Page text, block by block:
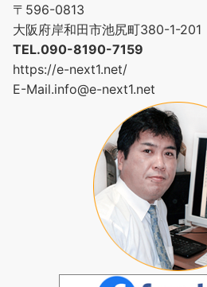
〒596-0813
大阪府岸和田市池尻町380-1-201
TEL.090-8190-7159
https://e-next1.net/
E-Mail.info@e-next1.net